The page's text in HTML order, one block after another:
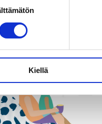
Kiellä